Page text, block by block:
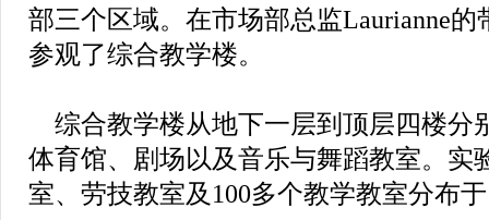
部三个区域。在市场部总监Laurianne
参观了综合教学楼。
综合教学楼从地下一层到顶层四楼分
体育馆、剧场以及音乐与舞蹈教室。实
室、劳技教室及100多个教学教室分布